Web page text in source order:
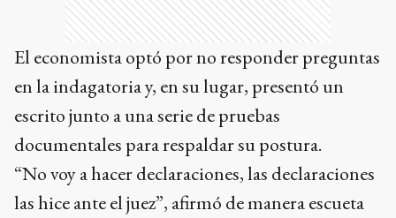
El economista optó por no responder preguntas
en la indagatoria y, en su lugar, presentó un
escrito junto a una serie de pruebas
documentales para respaldar su postura.
“No voy a hacer declaraciones, las declaraciones
las hice ante el juez”, afirmó de manera escueta